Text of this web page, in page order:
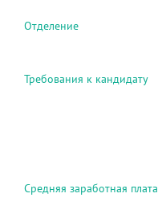
Отделение
Требования к кандидату
Средняя заработная плата